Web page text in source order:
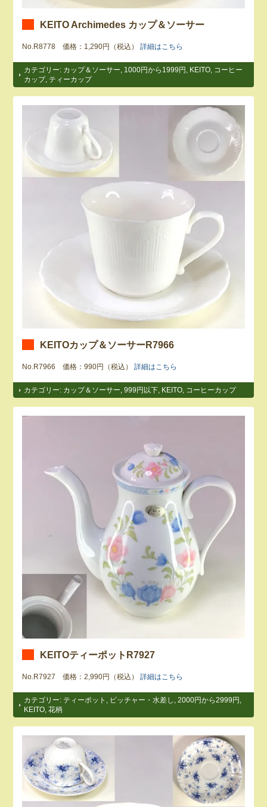
KEITO Archimedes カップ＆ソーサー
No.R8778 価格：1,290円（税込）詳細はこちら
カテゴリー: カップ＆ソーサー, 1000円から1999円 , KEITO, コーヒー
カップ, ティーカップ
KEITOカップ＆ソーサーR7966
No.R7966 価格：990円（税込）詳細はこちら
カテゴリー: カップ＆ソーサー ,999円以下 KEITO コーヒーカップ
KEITOティーポットR7927
No.R7927 価格：2,990円（税込）詳細はこちら
カテゴリー: ティーポット ピッチャー・水差し ,2000円から2999円
KEITO ,花柄